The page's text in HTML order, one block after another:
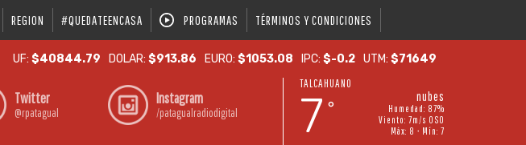
REGION #QUEDATEENCASA PROGRAMAS TÉRMINOS Y CONDICIONES
UF:$40844.79 DOLAR:$913.86 EURO:$1053.08 IPC:$-0.2 UTM:$71649
Twitter
@rpatagual
Instagram
/patagualradiodigital
TALCAHUANO
7 °
nubes
Humedad: 87%
Viento: 7m/s OSO
Máx: 8 • Mín: 7